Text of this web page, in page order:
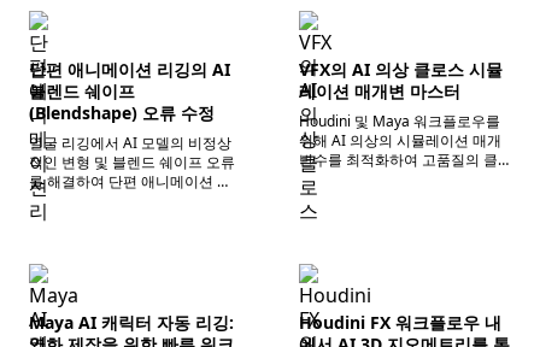
단편 애니메이션 리깅의 AI
블렌드 쉐이프
(Blendshape) 오류 수정
얼굴 리깅에서 AI 모델의 비정상
적인 변형 및 블렌드 쉐이프 오류
를 해결하여 단편 애니메이션 제
작 프로세스의 원활함과 캐릭터
표정의 정확성을 보장합니다.
VFX의 AI 의상 클로스 시뮬
레이션 매개변 마스터
Houdini 및 Maya 워크플로우를
위해 AI 의상의 시뮬레이션 매개
변수를 최적화하여 고품질의 클
로스 솔빙과 동적 표현을 구현합
니다.
Maya AI 캐릭터 자동 리깅:
Houdini FX 워크플로우 내